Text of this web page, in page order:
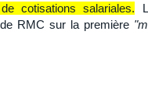
cotisations salariales.
RMC sur la première